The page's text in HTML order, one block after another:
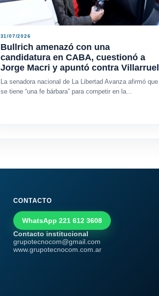
31/07/2026
Bullrich amenazó con una
candidatura en CABA, cuestionó a
Jorge Macri y apuntó contra Villarruel
La senadora nacional de La Libertad Avanza afirmó que
se tiene “una fe bárbara” para competir en la...
CONTACTO
WhatsApp 221 612 3608
Contacto institucional
grupotecnocom@gmail.com
www.grupotecnocom.com.ar